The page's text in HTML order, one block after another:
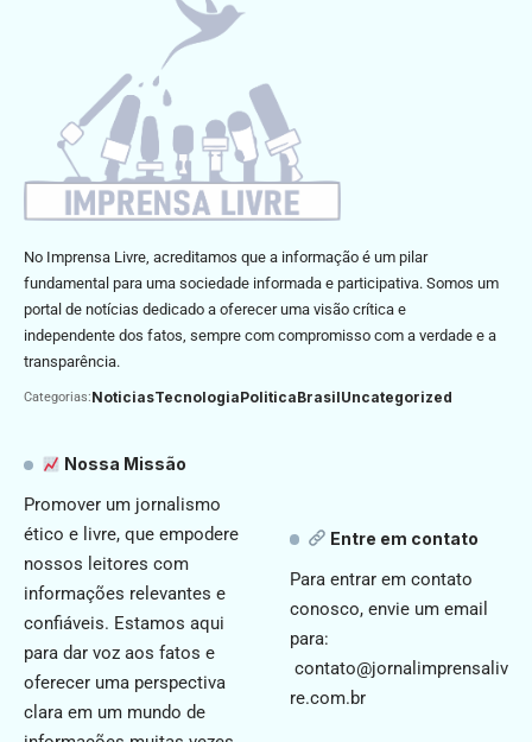
No Imprensa Livre, acreditamos que a informação é um pilar
fundamental para uma sociedade informada e participativa. Somos um
portal de notícias dedicado a oferecer uma visão crítica e
independente dos fatos, sempre com compromisso com a verdade e a
transparência.
Categorias:NoticiasTecnologiaPoliticaBrasilUncategorized
Nossa Missão
Promover um jornalismo
ético e livre, que empodere
nossos leitores com
informações relevantes e
confiáveis. Estamos aqui
para dar voz aos fatos e
oferecer uma perspectiva
clara em um mundo de
Entre em contato
Para entrar em contato
conosco, envie um email
para:
contato@jornalimprensaliv
re.com.br